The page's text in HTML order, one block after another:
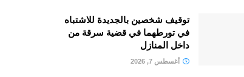
توقيف شخصين بالجديدة للاشتباه
في تورطهما في قضية سرقة من
داخل المنازل
أغسطس 7, 2026